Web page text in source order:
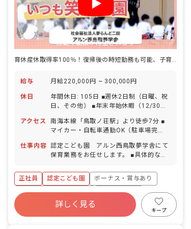
自動で動画が再生されます
育休産休取得率100％！復帰後の時短勤務も可能、子育てしながら働けます
給与 月給220,000円 ~ 300,000円
休日
年間休日: 105日 ■週休2日制（日曜、祝
日、その他） ■年末年始休暇（12/30～
与／1時間・半日単位での取得可／5日以
上の連休相談OK） ■産前産後・育児休暇
（取得率100％・復帰率100％） ※お子
様の体調不良や行事による遅刻・早退・
アクセス
南海本線「鳥取ノ荘駅」より徒歩7分 ■
マイカー・自転車通勤OK（駐車場完
り） ※南海本線「尾崎駅」から自転車通
勤の場合、駐輪場は園負担いたします。
仕事内容 認定こども園 アルン西鳥取夢学舎にて
保育業務をお任せします。 ■具体的な仕
帳記入 ・週案、月案の作成 ・保護者対
応 ＜施設について＞ ・子どもたちの健
やかな成長には、落ち着いた環境で過ご
すことが大切だと考えます。 ・くりの樹
やみかんの樹など自然を通じて四季を感
正社員 認定こども園
ボーナス・賞与あり
寮・住宅・家賃補助あり
社会保険完備
福利厚生充実
退職金制度
詳しく見る
キープ